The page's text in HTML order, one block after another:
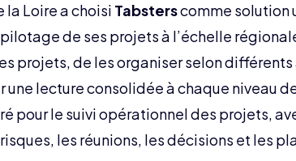
la Loire a choisi Tabsterscomme solution
de ses projets à l’échelle
projets, de les organiser selon
une lecture consolidée à chaque niveau
pour le suivi opérationnel des projets,
les réunions, les décisions et les